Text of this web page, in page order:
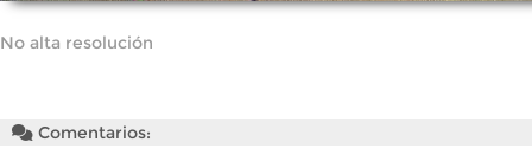
No alta resolución
Comentarios: